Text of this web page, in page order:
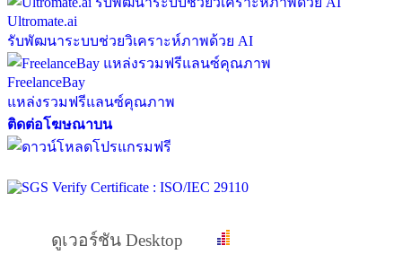
Ultromate.ai
รับพัฒนาระบบช่วยวิเคราะห์ภาพด้วย AI
FreelanceBay
แหล่งรวมฟรีแลนซ์คุณภาพ
ติดต่อโฆษณาบน
ดูเวอร์ชัน Desktop